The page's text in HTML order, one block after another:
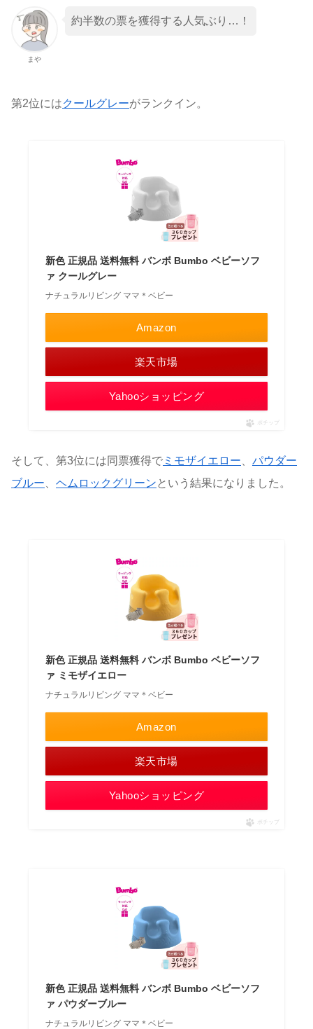
まや
約半数の票を獲得する人気ぶり…！
第2位にはクールグレーがランクイン。
新色 正規品 送料無料 バンボ Bumbo ベビーソフ
ァ クールグレー
ナチュラルリビング ママ＊ベビー
Amazon
楽天市場
Yahooショッピング
ポチップ
そして、第3位には同票獲得で ミモザイエロー
パウダー
ブルー
ヘムロックグリーン という結果になりました。
新色 正規品 送料無料 バンボ Bumbo ベビーソフ
ァ ミモザイエロー
ナチュラルリビング ママ＊ベビー
Amazon
楽天市場
Yahooショッピング
ポチップ
新色 正規品 送料無料 バンボ Bumbo ベビーソフ
ァ パウダーブルー
ナチュラルリビング ママ＊ベビー